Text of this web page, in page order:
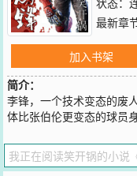
最新章
加入书架
简介：
李锋，一个技术变态的废
体比张伯伦更变态的球员
有人更凶！”当记者问李
大的球员时，李锋如